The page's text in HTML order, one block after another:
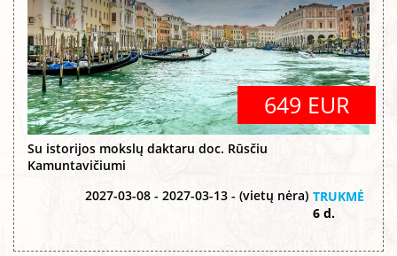
649 EUR
Su istorijos mokslų daktaru doc. Rūsčiu
Kamuntavičiumi
2027-03-08 - 2027-03-13 - (vietų nėra) TRUKMĖ
6 d.